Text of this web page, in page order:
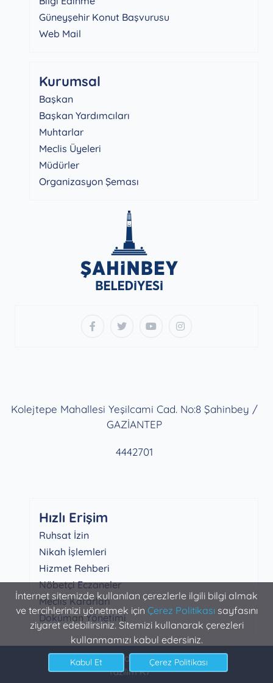
İnternet sitemizde kullanılan çerezlerle ilgili bilgi almak
ve tercihlerinizi yönetmek için Çerez Politikasısayfasını
ziyaret edebilirsiniz. Sitemizi kullanarak çerezleri
kullanmamızı kabul edersiniz.
Güneyşehir Konut Başvurusu
Web Mail
Kurumsal
Başkan
Başkan Yardımcıları
Muhtarlar
Meclis Üyeleri
Müdürler
Organizasyon Şeması
Kolejtepe Mahallesi Yeşilcami Cad. No:8 Şahinbey /
GAZİANTEP
4442701
Hızlı Erişim
Ruhsat İzin
Nikah İşlemleri
Hizmet Rehberi
Nöbetçi Eczaneler
Meclis Kararları
Doküman Yönetimi
Şahinbey Belediyesi Bilgi İşlem
Yazılım K7